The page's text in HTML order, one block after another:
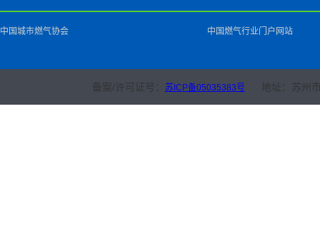
中国城市燃气协会 中国燃气行业门户网站
备案/许可证号： 苏ICP备05035383号 地址：苏州